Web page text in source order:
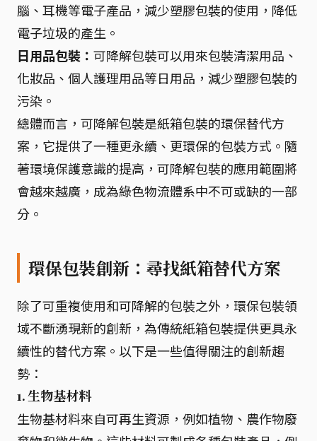
腦、耳機等電子產品，減少塑膠包裝的使用，降低
電子垃圾的產生。
日用品包裝： 可降解包裝可以用來包裝清潔用品、
化妝品、個人護理用品等日用品，減少塑膠包裝的
污染。
總體而言，可降解包裝是紙箱包裝的環保替代方
案，它提供了一種更永續、更環保的包裝方式。隨
著環境保護意識的提高，可降解包裝的應用範圍將
會越來越廣，成為綠色物流體系中不可或缺的一部
分。
環保包裝創新：尋找紙箱替代方案
除了可重複使用和可降解的包裝之外，環保包裝領
域不斷湧現新的創新，為傳統紙箱包裝提供更具永
續性的替代方案。以下是一些值得關注的創新趨
勢：
1. 生物基材料
生物基材料來自可再生資源，例如植物、農作物廢